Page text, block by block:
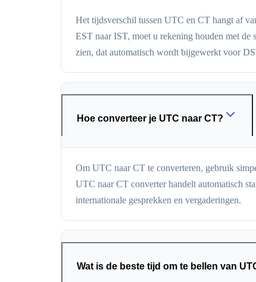
Het tijdsverschil tussen UTC en CT hangt af
EST naar IST, moet u rekening houden met
zien, dat automatisch wordt bijgewerkt voor
Hoe converteer je UTC naar CT?
Om UTC naar CT te converteren, gebruik
UTC naar CT converter handelt automatisch
internationale gesprekken en vergaderingen.
Wat is de beste tijd om te bellen van